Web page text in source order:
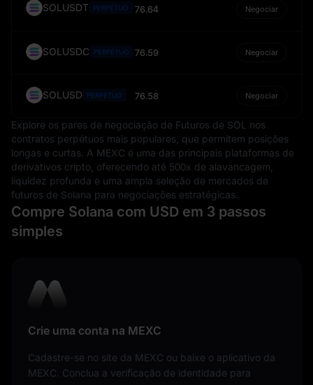
SOLUSDT PERPÉTUO 76.64 Negociar
SOLUSDC PERPÉTUO 76.59 Negociar
SOLUSD PERPÉTUO 76.58 Negociar
Explore os pares de negociação de Futuros de SOL nos
contratos perpétuos mais populares, que permitem posições
longas e curtas. A MEXC é uma das principais plataformas de
derivativos cripto, oferecendo até 500x de alavancagem,
liquidez profunda e uma ampla seleção de mercados de
futuros de Solana para negociações estratégicas.
Compre Solana com USD em 3 passos
simples
Crie uma conta na MEXC
Cadastre-se no site da MEXC ou baixe o aplicativo da
MEXC. Conclua a verificação de identidade para